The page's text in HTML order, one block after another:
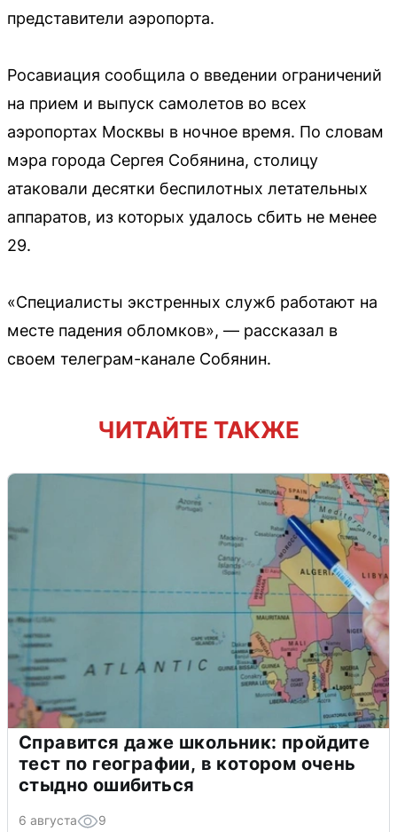
представители аэропорта.
Росавиация сообщила о введении ограничений
на прием и выпуск самолетов во всех
аэропортах Москвы в ночное время. По словам
мэра города Сергея Собянина, столицу
атаковали десятки беспилотных летательных
аппаратов, из которых удалось сбить не менее
29.
«Специалисты экстренных служб работают на
месте падения обломков», — рассказал в
своем телеграм-канале Собянин.
ЧИТАЙТЕ ТАКЖЕ
Справится даже школьник: пройдите
тест по географии, в котором очень
стыдно ошибиться
6 августа 9